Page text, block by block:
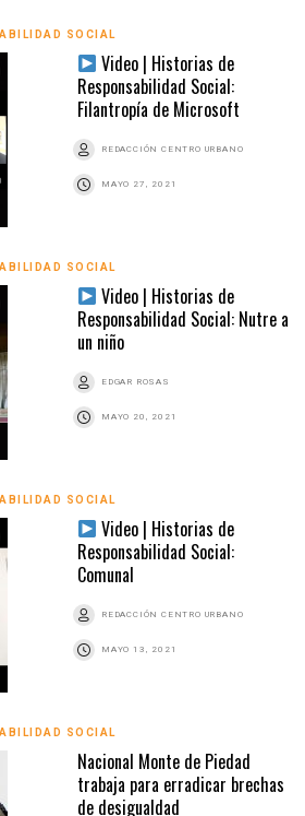
SOCIAL
Video | Historias de
Responsabilidad Social:
Filantropía de Microsoft
REDACCIÓN CENTRO URBANO
MAYO 27, 2021
SOCIAL
Video | Historias de
Responsabilidad Social: Nutre a
un niño
EDGAR ROSAS
MAYO 20, 2021
SOCIAL
Video | Historias de
Responsabilidad Social:
Comunal
REDACCIÓN CENTRO URBANO
MAYO 13, 2021
SOCIAL
Nacional Monte de Piedad
trabaja para erradicar brechas
de desigualdad